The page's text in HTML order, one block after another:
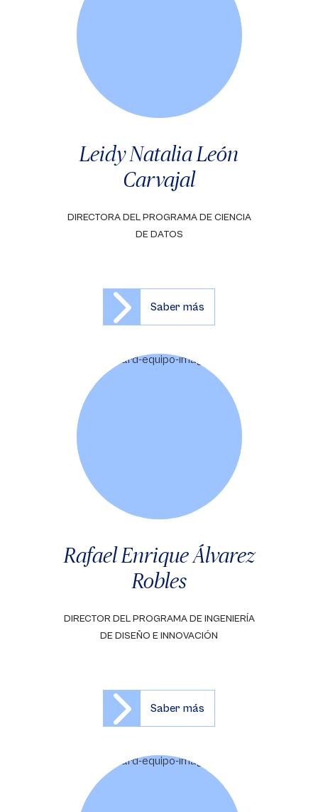
Leidy Natalia León
Carvajal
DIRECTORA DEL PROGRAMA DE CIENCIA
DE DATOS
Saber más
Rafael Enrique Álvarez
Robles
DIRECTOR DEL PROGRAMA DE INGENIERÍA
DE DISEÑO E INNOVACIÓN
Saber más